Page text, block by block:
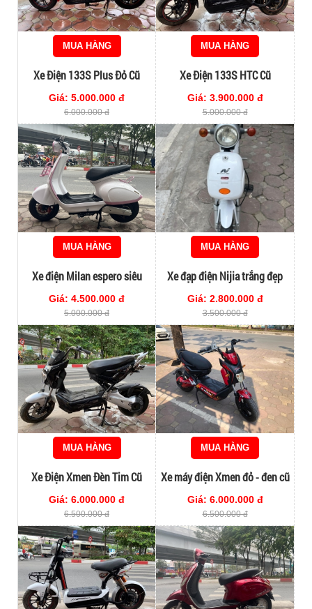
MUA HÀNG
Xe Điện 133S Plus Đỏ Cũ
Giá: 5.000.000 đ
6.000.000 đ
MUA HÀNG
Xe Điện 133S HTC Cũ
Giá: 3.900.000 đ
5.000.000 đ
MUA HÀNG
Xe điện Milan espero siêu
Giá: 4.500.000 đ
5.000.000 đ
MUA HÀNG
Xe đạp điện Nijia trắng đẹp
Giá: 2.800.000 đ
3.500.000 đ
MUA HÀNG
Xe Điện Xmen Đèn Tim Cũ
Giá: 6.000.000 đ
6.500.000 đ
MUA HÀNG
Xe máy điện Xmen đỏ - đen cũ
Giá: 6.000.000 đ
6.500.000 đ